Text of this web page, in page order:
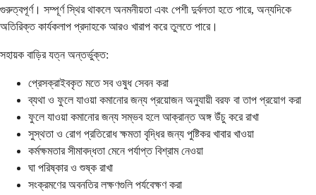
গুরুত্বপূর্ণ। সম্পূর্ণ স্থির থাকলে অনমনীয়তা এবং পেশী দুর্বলতা হতে পারে, অন্যদিকে
অতিরিক্ত কার্যকলাপ প্রদাহকে আরও খারাপ করে তুলতে পারে।
সহায়ক বাড়ির যত্ন অন্তর্ভুক্ত:
প্রেসক্রাইবকৃত মতে সব ওষুধ সেবন করা
ব্যথা ও ফুলে যাওয়া কমানোর জন্য প্রয়োজন অনুযায়ী বরফ বা তাপ প্রয়োগ করা
ফুলে যাওয়া কমানোর জন্য সম্ভব হলে আক্রান্ত অঙ্গ উঁচু করে রাখা
সুস্থতা ও রোগ প্রতিরোধ ক্ষমতা বৃদ্ধির জন্য পুষ্টিকর খাবার খাওয়া
কর্মক্ষমতার সীমাবদ্ধতা মেনে পর্যাপ্ত বিশ্রাম নেওয়া
ঘা পরিষ্কার ও শুষ্ক রাখা
সংক্রমণের অবনতির লক্ষণগুলি পর্যবেক্ষণ করা